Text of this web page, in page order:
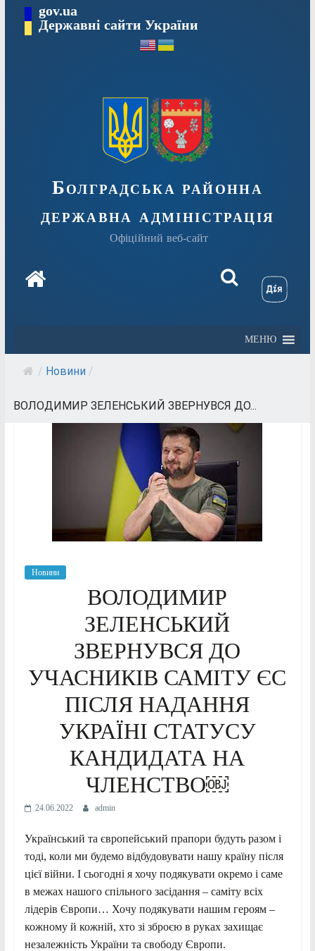
Перейтиgov.ua
Державні сайти України
Болградська районна
державна адміністрація
Офіційний веб-сайт
МЕНЮ
/ Новини /
ВОЛОДИМИР ЗЕЛЕНСЬКИЙ ЗВЕРНУВСЯ ДО...
Новини
ВОЛОДИМИР
ЗЕЛЕНСЬКИЙ
ЗВЕРНУВСЯ ДО
УЧАСНИКІВ САМІТУ ЄС
ПІСЛЯ НАДАННЯ
УКРАЇНІ СТАТУСУ
КАНДИДАТА НА
ЧЛЕНСТВО￼
24.06.2022 admin
Український та європейський прапори будуть разом і
тоді, коли ми будемо відбудовувати нашу країну після
цієї війни. І сьогодні я хочу подякувати окремо і саме
в межах нашого спільного засідання – саміту всіх
лідерів Європи… Хочу подякувати нашим героям –
кожному й кожній, хто зі зброєю в руках захищає
незалежність України та свободу Європи.